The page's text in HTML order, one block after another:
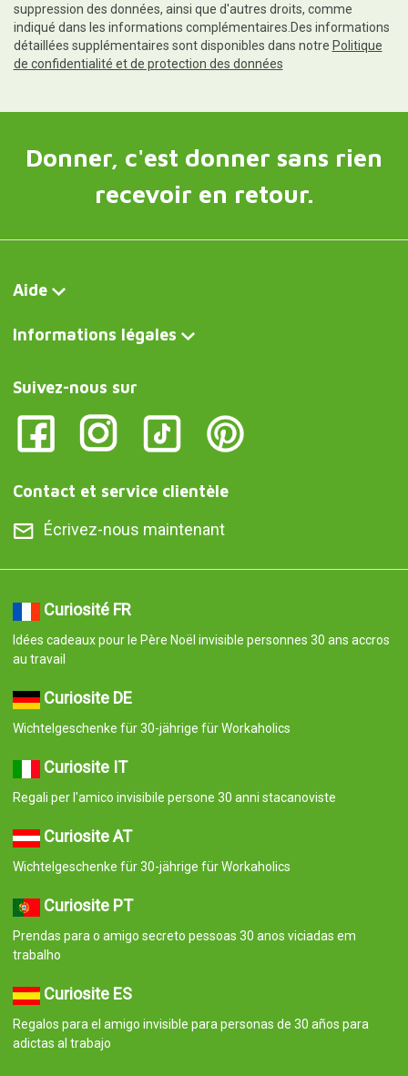
suppression des données, ainsi que d'autres droits, comme
indiqué dans les informations complémentaires.Des informations
détaillées supplémentaires sont disponibles dans notre Politique
de confidentialité et de protection des données
Donner, c'est donner sans rien
recevoir en retour.
Aide
Informations légales
Suivez-nous sur
Contact et service clientèle
Écrivez-nous maintenant
Curiosité FR
Idées cadeaux pour le Père Noël invisible personnes 30 ans accros
au travail
Curiosite DE
Wichtelgeschenke für 30-jährige für Workaholics
Curiosite IT
Regali per l'amico invisibile persone 30 anni stacanoviste
Curiosite AT
Wichtelgeschenke für 30-jährige für Workaholics
Curiosite PT
Prendas para o amigo secreto pessoas 30 anos viciadas em
trabalho
Curiosite ES
Regalos para el amigo invisible para personas de 30 años para
adictas al trabajo